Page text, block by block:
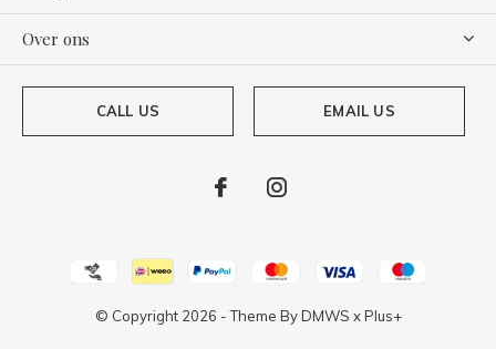
Over ons
CALL US EMAIL US
© Copyright 2026 - Theme ByDMWS xPlus+